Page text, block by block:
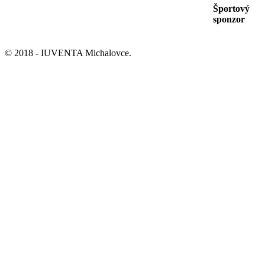
Športový
sponzor
© 2018 - IUVENTA Michalovce.